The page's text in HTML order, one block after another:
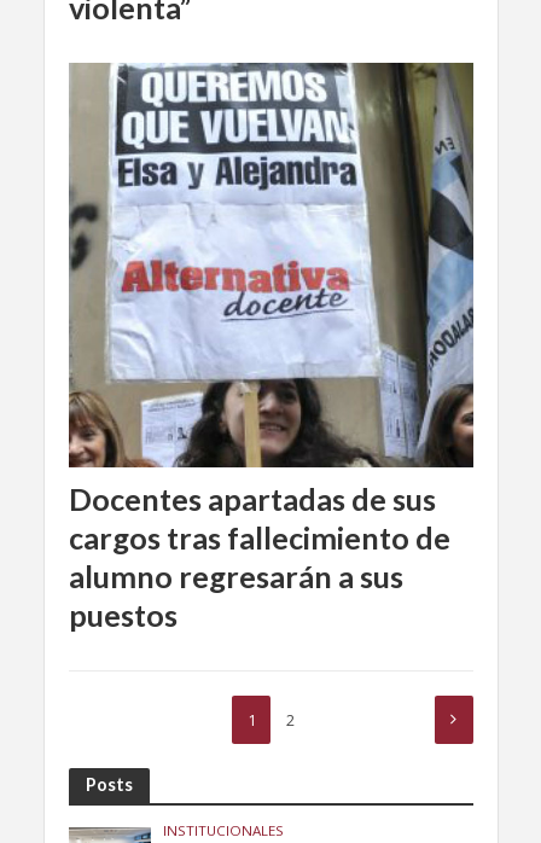
violenta”
Docentes apartadas de sus
cargos tras fallecimiento de
alumno regresarán a sus
puestos
1 2
Posts
INSTITUCIONALES